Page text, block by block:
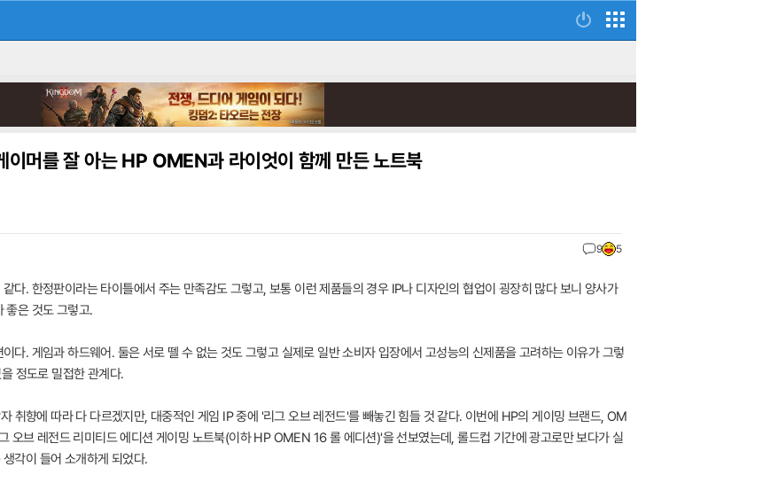
이머를 잘 아는 HP OMEN과 라이엇이 함께 만든 노트북
9 5
다. 한정판이라는 타이틀에서 주는 만족감도 그렇고, 보통 이런 제품들의 경우 IP나 디자인의 협업이 굉장히 많다 보니 양사가
좋은 것도 그렇고.
다. 게임과 하드웨어. 둘은 서로 뗄 수 없는 것도 그렇고 실제로 일반 소비자 입장에서 고성능의 신제품을 고려하는 이유가 그렇
정도로 밀접한 관계다.
취향에 따라 다 다르겠지만, 대중적인 게임 IP 중에 '리그 오브 레전드'를 빼놓긴 힘들 것 같다. 이번에 HP의 게이밍 브랜드, OM
오브 레전드 리미티드 에디션 게이밍 노트북(이하 HP OMEN 16 롤 에디션)'을 선보였는데, 롤드컵 기간에 광고로만 보다가 실
각이 들어 소개하게 되었다.